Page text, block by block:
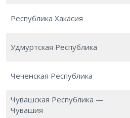
Республика Хакасия
Удмуртская Республика
Чеченская Республика
Чувашская Республика —
Чувашия